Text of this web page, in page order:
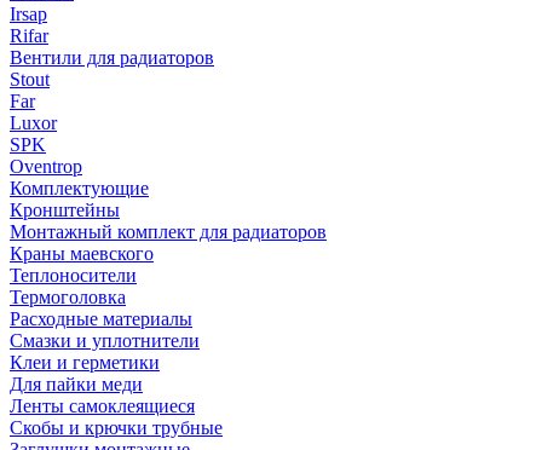
Irsap
Rifar
Вентили для радиаторов
Stout
Far
Luxor
SPK
Oventrop
Комплектующие
Кронштейны
Монтажный комплект для радиаторов
Краны маевского
Теплоносители
Термоголовка
Расходные материалы
Смазки и уплотнители
Клеи и герметики
Для пайки меди
Ленты самоклеящиеся
Скобы и крючки трубные